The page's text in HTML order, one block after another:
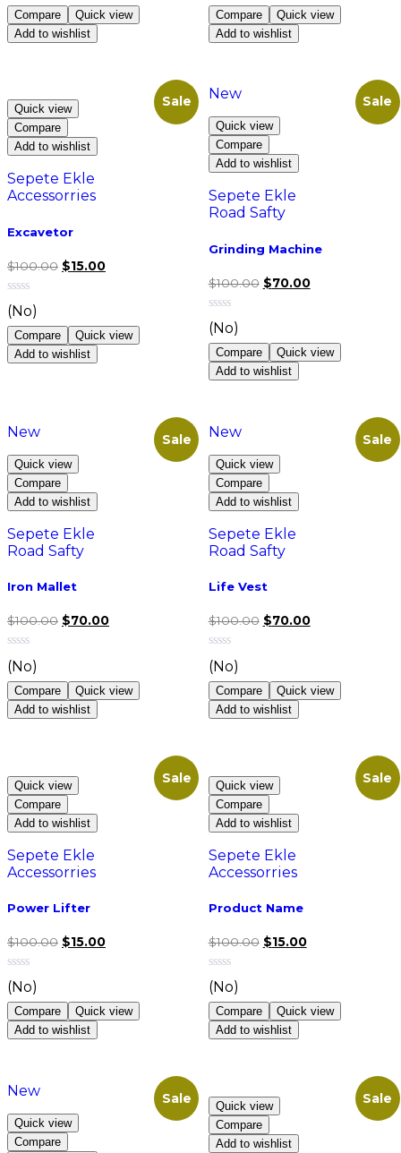
Compare
Quick view
Add to wishlist
Compare
Quick view
Add to wishlist
Sale
Quick view
Compare
Add to wishlist
Sepete Ekle
Accessorries
Excavetor
$100.00 $15.00
(No)
Compare
Quick view
Add to wishlist
New Sale
Quick view
Compare
Add to wishlist
Sepete Ekle
Road Safty
Grinding Machine
$100.00 $70.00
(No)
Compare
Quick view
Add to wishlist
New Sale
Quick view
Compare
Add to wishlist
Sepete Ekle
Road Safty
Iron Mallet
$100.00 $70.00
(No)
Compare
Quick view
Add to wishlist
New Sale
Quick view
Compare
Add to wishlist
Sepete Ekle
Road Safty
Life Vest
$100.00 $70.00
(No)
Compare
Quick view
Add to wishlist
Sale
Quick view
Compare
Add to wishlist
Sepete Ekle
Accessorries
Power Lifter
$100.00 $15.00
(No)
Compare
Quick view
Add to wishlist
Sale
Quick view
Compare
Add to wishlist
Sepete Ekle
Accessorries
Product Name
$100.00 $15.00
(No)
Compare
Quick view
Add to wishlist
New Sale
Quick view
Compare
Sale
Quick view
Compare
Add to wishlist